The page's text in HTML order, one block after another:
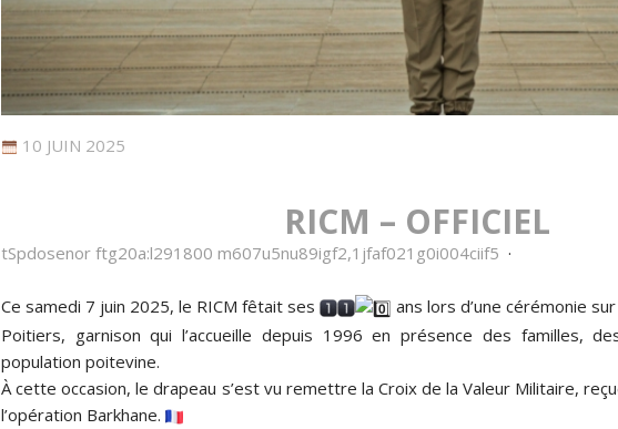
10 JUIN 2025
RICM – OFFICIEL
tSpdosenor ftg20a:l291 800 m607u5nu89igf2,1 jfaf021 g0i004ciif5 ·
Ce samedi 7 juin 2025, le RICM fêtait ses
ans lors d’une cérémonie
Poitiers, garnison qui l’accueille depuis 1996 en présence des familles,
population poitevine.
À cette occasion, le drapeau s’est vu remettre la Croix de la Valeur Militaire,
l’opération Barkhane.